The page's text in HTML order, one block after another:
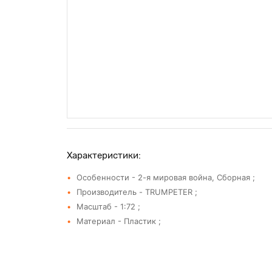
Характеристики:
Особенности - 2-я мировая война, Сборная ;
Производитель - TRUMPETER ;
Масштаб - 1:72 ;
Материал - Пластик ;